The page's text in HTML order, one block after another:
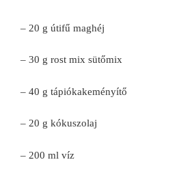
– 20 g útifű maghéj
– 30 g rost mix sütőmix
– 40 g tápiókakeményítő
– 20 g kókuszolaj
– 200 ml víz